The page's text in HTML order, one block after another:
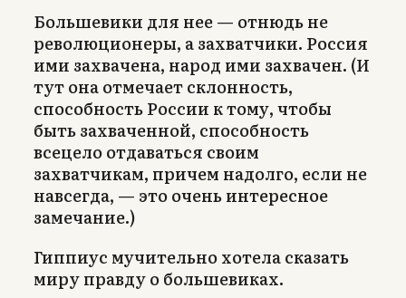
Большевики для нее — отнюдь не
революционеры, а захватчики. Россия
ими захвачена, народ ими захвачен. (И
тут она отмечает склонность,
способность России к тому, чтобы
быть захваченной, способность
всецело отдаваться своим
захватчикам, причем надолго, если не
навсегда, — это очень интересное
замечание.)
Гиппиус мучительно хотела сказать
миру правду о большевиках.